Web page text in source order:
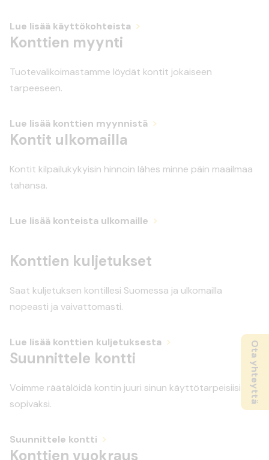
Lue lisää käyttökohteista
Konttien myynti
Tuotevalikoimastamme löydät kontit jokaiseen
tarpeeseen.
Lue lisää konttien myynnistä
Kontit ulkomailla
Kontit kilpailukykyisin hinnoin lähes minne päin maailmaa
tahansa.
Lue lisää konteista ulkomaille
Konttien kuljetukset
Saat kuljetuksen kontillesi Suomessa ja ulkomailla
nopeasti ja vaivattomasti.
Lue lisää konttien kuljetuksesta
Suunnittele kontti
Voimme räätälöidä kontin juuri sinun käyttötarpeisiisi
sopivaksi.
Suunnittele kontti
Konttien vuokraus
Ota yhteyttä